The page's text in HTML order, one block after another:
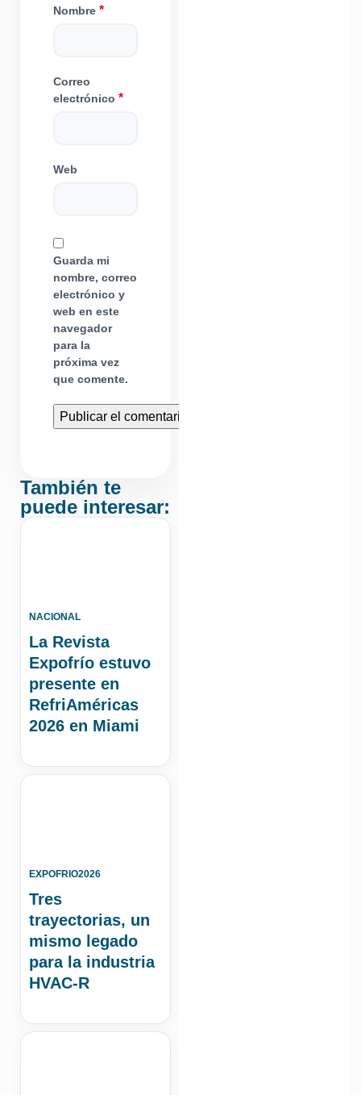
Nombre *
Correo
electrónico *
Web
Guarda mi
nombre, correo
electrónico y
web en este
navegador
para la
próxima vez
que comente.
También te
puede interesar:
NACIONAL
La Revista
Expofrío estuvo
presente en
RefriAméricas
2026 en Miami
EXPOFRIO2026
Tres
trayectorias, un
mismo legado
para la industria
HVAC-R